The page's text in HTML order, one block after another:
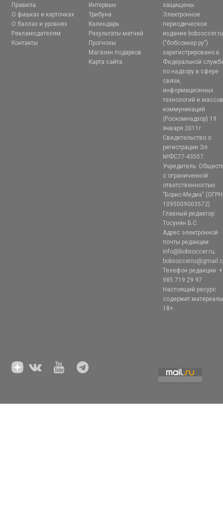
Правила
О фишках и карточках
О баллах и уровнях
Рекламодателям
Контакты
Интервью
Трибуна
Календарь
Результаты матчей
Прогнозы
Магазин подарков
Карта сайта
защищены.
Электронное
периодическое
издание bobsoccer.ru
("бобсоккер.ру")
зарегистрировано в
Федеральной
по надзору в сфере
связи,
информационных
технологий и
коммуникаций
(Роскомнадзор) 19
января 2011г.
Свидетельство о
регистрации Эл
№ФС77-43557.
Учредитель:
с ограниченной
ответственностью
"Борис-Медиа" (ОГРН
1095009003572)
Главный редактор:
Тосунян Б.С.
Адрес электронной
почты редакции:
info@bobsoccer.ru;
Телефон редакции:
985 719 29 97
Настоящий ресурс
содержит
18+